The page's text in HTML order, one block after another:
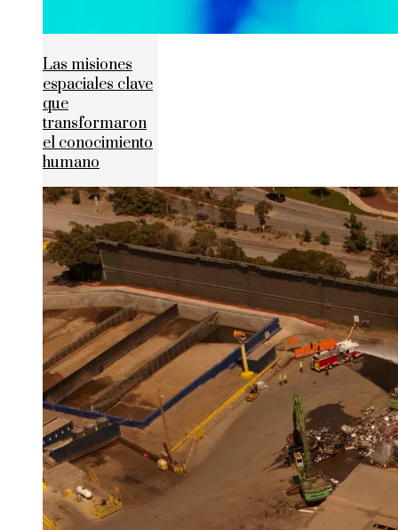
Las misiones
espaciales clave
que
transformaron
el conocimiento
humano